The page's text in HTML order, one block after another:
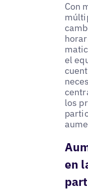
Con
el
los
en